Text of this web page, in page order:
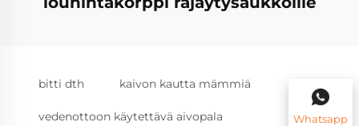
bitti dth kaivon kautta mämmiä
vedenottoon käytettävä aivopala Whatsapp